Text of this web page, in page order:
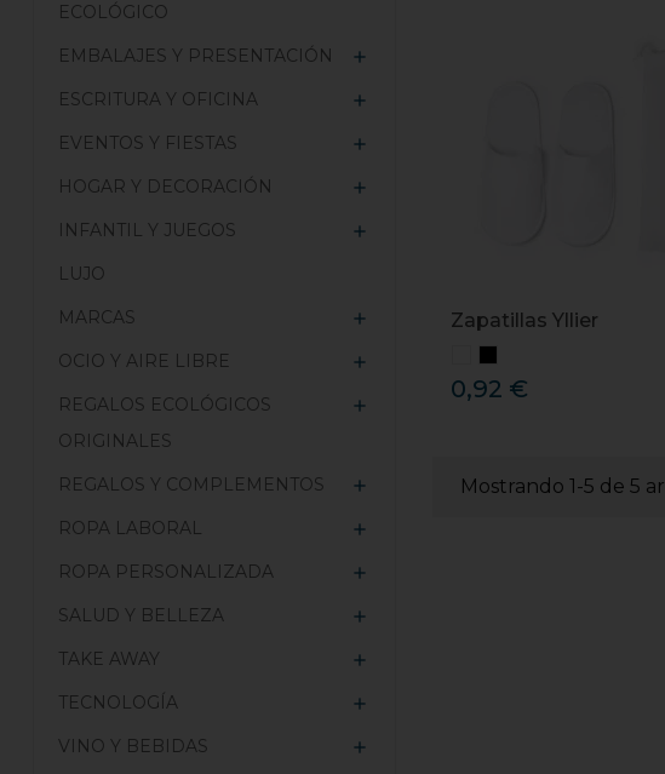
ECOLÓGICO
EMBALAJES Y PRESENTACIÓN

ESCRITURA Y OFICINA 
EVENTOS Y FIESTAS 
HOGAR Y DECORACIÓN 
INFANTIL Y JUEGOS 
LUJO
MARCAS

OCIO Y AIRE LIBRE 
REGALOS ECOLÓGICOS
ORIGINALES

REGALOS Y COMPLEMENTOS 
ROPA LABORAL 
ROPA PERSONALIZADA 
SALUD Y BELLEZA 
TAKE AWAY 
TECNOLOGÍA 
VINO Y BEBIDAS 
Zapatillas Yllier
0,92 €
Mostrando 1-5 de 5